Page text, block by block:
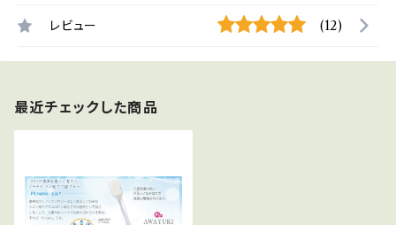
レビュー (12)
最近チェックした商品